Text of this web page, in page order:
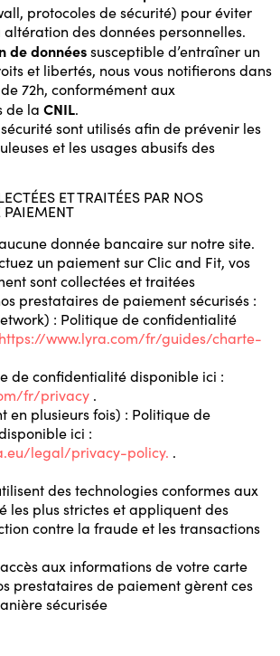
protocoles de sécurité) pour éviter
des données personnelles.
de donnéessusceptible d’entraîner un
et libertés, nous vous notifierons dans
72h, conformément aux
de la CNIL.
sont utilisés afin de prévenir les
et les usages abusifs des
ET TRAITÉES PAR NOS
PAIEMENT
donnée bancaire sur notre site.
un paiement sur Clic and Fit, vos
sont collectées et traitées
prestataires de paiement sécurisés :
: Politique de confidentialité
https://www.lyra.com/fr/guides/charte-
de confidentialité disponible ici :
fr/privacy.
en plusieurs fois) : Politique de
ici :
legal/privacy-policy. .
des technologies conformes aux
les plus strictes et appliquent des
contre la fraude et les transactions
accès aux informations de votre carte
prestataires de paiement gèrent ces
sécurisée